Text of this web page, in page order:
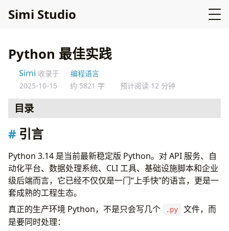
Simi Studio
Python 最佳实践
Simi 收录于
编程语言
2025-10-15
约 5821 字 预计阅读 12 分钟
目录
引言
核心原则
1. 先追求可读性，再追求可运维性
2. 团队要尽可能标准化
3. 优先选择稳健、文档完善的工具
4. 把 Python 当作生态来治理，而不是只当语法来写
明确支持的 Python 版本线
本地开发使用版本管理器
引言
Python 3.14 是当前最新稳定版 Python。对 API 服务、自
动化平台、数据处理系统、CLI 工具、基础设施脚本和企业
级后端而言，它已经不仅仅是一门“上手快”的语言，更是一
套成熟的工程生态。
真正的生产环境 Python，不是只会写几个
.py
文件，而
是要同时处理：